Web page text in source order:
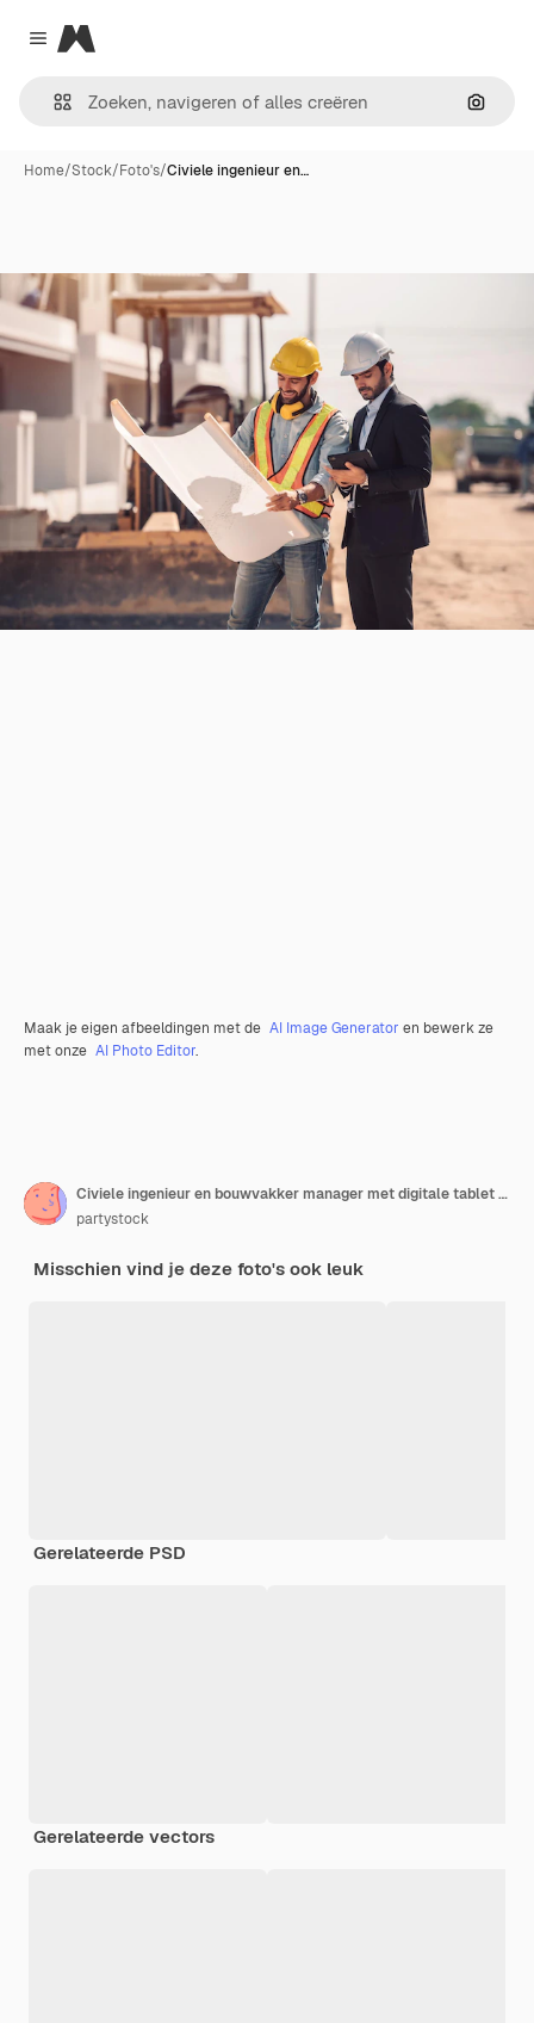
Close menu
Magnific
Home/Stock/Foto's/Civiele ingenieur en…
Maak je eigen afbeeldingen met de AI Image Generator en bewerk ze
met onze AI Photo Editor.
Civiele ingenieur en bouwvakker manager met digitale tablet en blauwdrukken praten en plannen over bouwplaats Samenwerking teamwerk concept
partystock
Misschien vind je deze foto's ook leuk
Gerelateerde PSD
Gerelateerde vectors